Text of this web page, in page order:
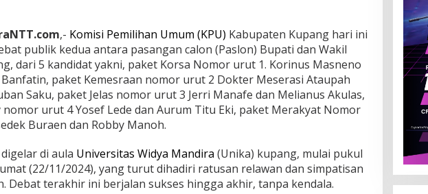
,- Komisi Pemilihan Umum (KPU) Kabupaten Kupang hari ini
publik kedua antara pasangan calon (Paslon) Bupati dan Wakil
dari 5 kandidat yakni, paket Korsa Nomor urut 1. Korinus Masneno
paket Kemesraan nomor urut 2 Dokter Meserasi Ataupah
Saku, paket Jelas nomor urut 3 Jerri Manafe dan Melianus Akulas,
nomor urut 4 Yosef Lede dan Aurum Titu Eki, paket Merakyat Nomor
Buraen dan Robby Manoh.
di aula Universitas Widya Mandira (Unika) kupang, mulai pukul
(22/11/2024), yang turut dihadiri ratusan relawan dan simpatisan
Debat terakhir ini berjalan sukses hingga akhir, tanpa kendala.